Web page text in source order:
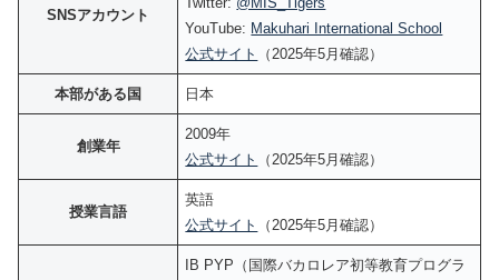
SNSアカウント
YouTube: Makuhari International School
公式サイト
（2025年5月確認）
本部がある国 日本
創業年
2009年
公式サイト
（2025年5月確認）
授業言語
英語
公式サイト
（2025年5月確認）
IB PYP（国際バカロレア初等教育プログラ